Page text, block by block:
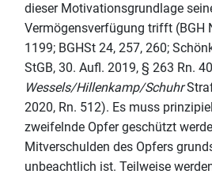
dieser Motivationsgrundlage
Vermögensverfügung trifft (BGH
1199; BGHSt 24, 257, 260;
StGB, 30. Aufl. 2019, § 263 Rn.
Wessels/Hillenkamp/Schuhr
2020, Rn. 512). Es muss
zweifelnde Opfer geschützt
Mitverschulden des Opfers
unbeachtlich ist. Teilweise